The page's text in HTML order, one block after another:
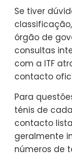
Se tiver
órgão de
consultas
com a ITF
contacto
Para
ténis de
contacto
geralmente
números de